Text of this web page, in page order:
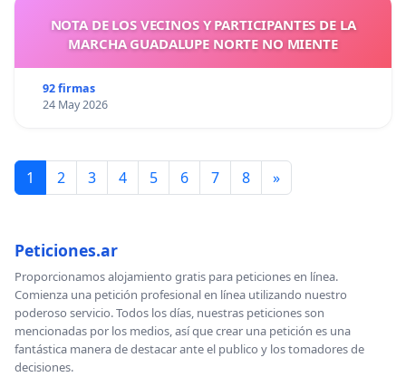
NOTA DE LOS VECINOS Y PARTICIPANTES DE LA
MARCHA GUADALUPE NORTE NO MIENTE
92 firmas
24 May 2026
1 2 3 4 5 6 7 8 »
Peticiones.ar
Proporcionamos alojamiento gratis para peticiones en línea.
Comienza una petición profesional en línea utilizando nuestro
poderoso servicio. Todos los días, nuestras peticiones son
mencionadas por los medios, así que crear una petición es una
fantástica manera de destacar ante el publico y los tomadores de
decisiones.